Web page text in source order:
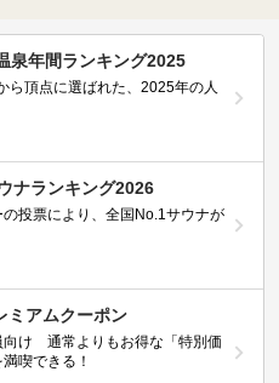
泉年間ランキング2025
ら頂点に選ばれた、2025年の人
ナランキング2026
投票により、全国No.1サウナが
ミアムクーポン
向け 通常よりもお得な「特別価
喫できる！